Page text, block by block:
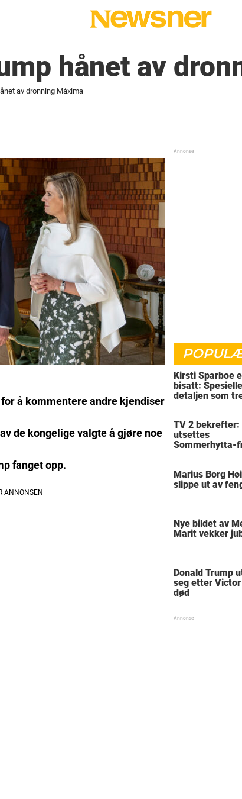
hånet av
av dronning Máxima
å kommentere andre kjendiser
de kongelige valgte å gjøre noe
fanget opp.
Kirsti Sparboe
bisatt: Spesielle
detaljen som
TV 2 bekrefter:
utsettes
Sommerhytta-
Marius Borg
slippe ut av
Nye bildet av
Marit vekker
Donald Trump
seg etter Victor
død